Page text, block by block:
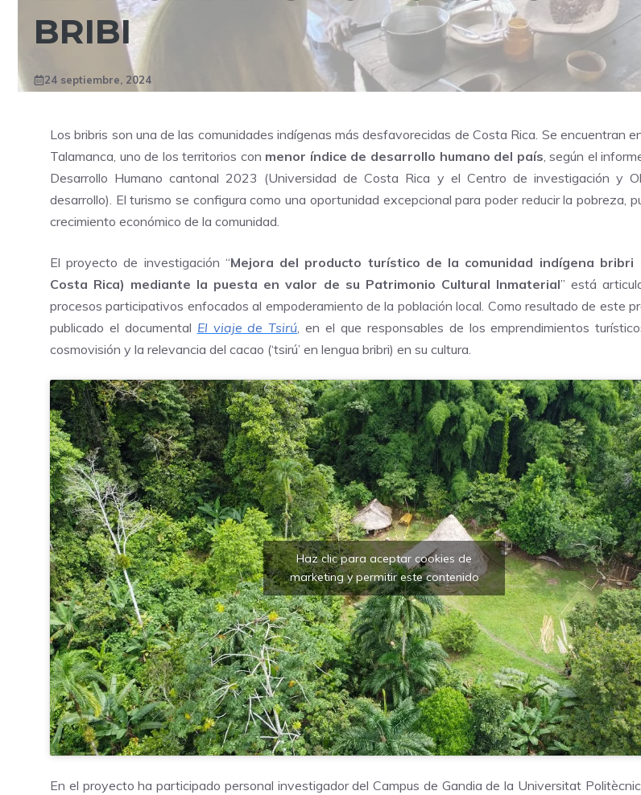
BRIBI
24 septiembre, 2024
Los bribris son una de las comunidades indígenas más desfavorecidas de Costa Rica. Se encuentran
Talamanca, uno de los territorios con menor índice de desarrollo humano del país, según el
Desarrollo Humano cantonal 2023 (Universidad de Costa Rica y el Centro de investigación y
desarrollo). El turismo se configura como una oportunidad excepcional para poder reducir la pobreza,
crecimiento económico de la comunidad.
El proyecto de investigación “Mejora del producto turístico de la comunidad indígena bribri
Costa Rica) mediante la puesta en valor de su Patrimonio Cultural Inmaterial” está
procesos participativos enfocados al empoderamiento de la población local. Como resultado de este
publicado el documental El viaje de Tsirú, en el que responsables de los emprendimientos
cosmovisión y la relevancia del cacao (‘tsirú’ en lengua bribri) en su cultura.
Haz clic para aceptar cookies de
marketing y permitir este contenido
En el proyecto ha participado personal investigador del Campus de Gandia de la Universitat